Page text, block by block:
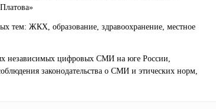
тем: ЖКХ, образование, здравоохранение, местное
независимых цифровых СМИ на юге России,
законодательства о СМИ и этических норм,